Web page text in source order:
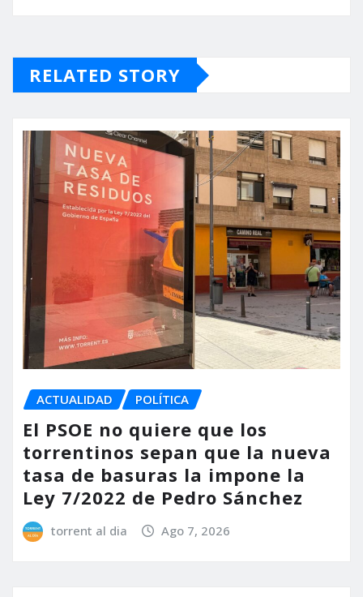
RELATED STORY
ACTUALIDAD POLÍTICA
El PSOE no quiere que los
torrentinos sepan que la nueva
tasa de basuras la impone la
Ley 7/2022 de Pedro Sánchez
torrent al dia Ago 7, 2026